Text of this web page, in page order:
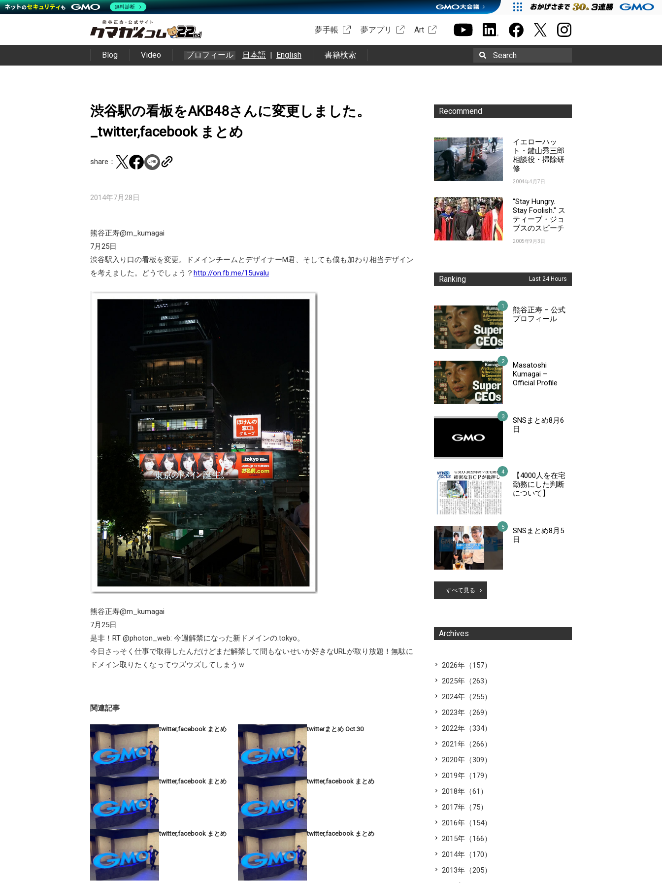
夢手帳 夢アプリ Art
Blog Video プロフィール 日本語 | English 書籍検索 Search
渋谷駅の看板をAKB48さんに変更しました。
_twitter,facebook まとめ
share：
2014年7月28日
熊谷正寿@m_kumagai
7月25日
渋谷駅入り口の看板を変更。ドメインチームとデザイナーM君、そしても僕も加わり相当デザイン
を考えました。どうでしょう？ http://on.fb.me/15uvalu
熊谷正寿@m_kumagai
7月25日
是非！RT @photon_web: 今週解禁になった新ドメインの.tokyo。
今日さっそく仕事で取得したんだけどまだ解禁して間もないせいか好きなURLが取り放題！無駄に
ドメイン取りたくなってウズウズしてしまうｗ
関連記事
twitter,facebook まとめ twitterまとめ Oct.30
twitter,facebook まとめ twitter,facebook まとめ
twitter,facebook まとめ twitter,facebook まとめ
Recommend
イエローハッ
ト・鍵山秀三郎
相談役・掃除研
修
2004年4月7日
"Stay Hungry.
Stay Foolish." ス
ティーブ・ジョ
ブスのスピーチ
2005年9月3日
Ranking Last 24 Hours
熊谷正寿 – 公式
プロフィール
Masatoshi
Kumagai –
Official Profile
SNSまとめ8月6
日
【4000人を在宅
勤務にした判断
について】
SNSまとめ8月5
日
すべて見る
Archives
2026年（157）
2025年（263）
2024年（255）
2023年（269）
2022年（334）
2021年（266）
2020年（309）
2019年（179）
2018年（61）
2017年（75）
2016年（154）
2015年（166）
2014年（170）
2013年（205）
無料診断